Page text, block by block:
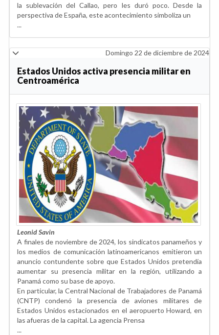
la sublevación del Callao, pero les duró poco. Desde la
perspectiva de España, este acontecimiento simboliza un
...
Domingo 22 de diciembre de 2024
Estados Unidos activa presencia militar en
Centroamérica
Leonid Savin
A finales de noviembre de 2024, los sindicatos panameños y
los medios de comunicación latinoamericanos emitieron un
anuncio contundente sobre que Estados Unidos pretendía
aumentar su presencia militar en la región, utilizando a
Panamá como su base de apoyo.
En particular, la Central Nacional de Trabajadores de Panamá
(CNTP) condenó la presencia de aviones militares de
Estados Unidos estacionados en el aeropuerto Howard, en
las afueras de la capital. La agencia Prensa
...